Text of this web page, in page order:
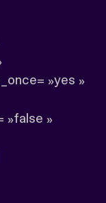
»yes »
»false »